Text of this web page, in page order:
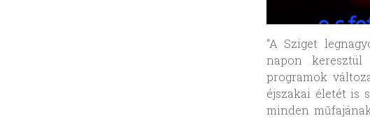
“A Sziget
napon
programok
éjszakai életét is
minden